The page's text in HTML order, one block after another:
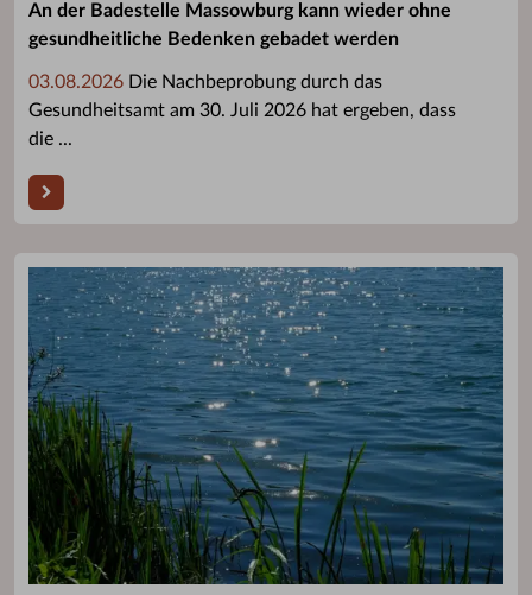
An der Badestelle Massowburg kann wieder ohne
gesundheitliche Bedenken gebadet werden
03.08.2026 Die Nachbeprobung durch das
Gesundheitsamt am 30. Juli 2026 hat ergeben, dass
die ...